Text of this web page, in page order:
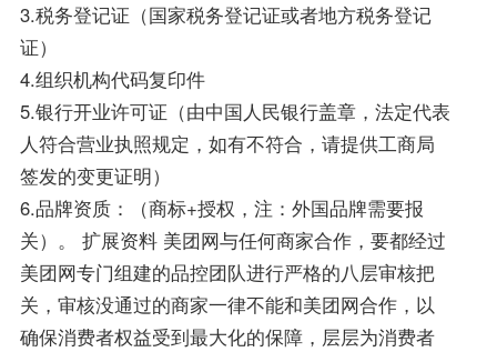
3.税务登记证（国家税务登记证或者地方税务登记
证）
4.组织机构代码复印件
5.银行开业许可证（由中国人民银行盖章，法定代表
人符合营业执照规定，如有不符合，请提供工商局
签发的变更证明）
6.品牌资质：（商标+授权，注：外国品牌需要报
关）。 扩展资料 美团网与任何商家合作，要都经过
美团网专门组建的品控团队进行严格的八层审核把
关，审核没通过的商家一律不能和美团网合作，以
确保消费者权益受到最大化的保障，层层为消费者